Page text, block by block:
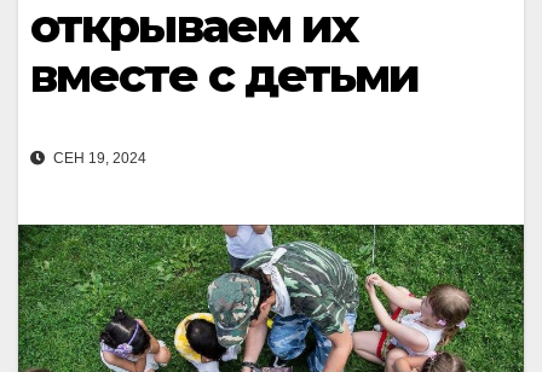
открываем их
вместе с детьми
СЕН 19, 2024